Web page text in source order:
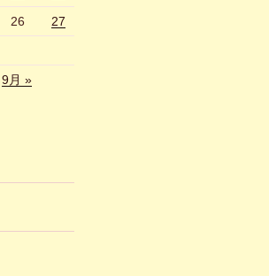
26 27
9月 »